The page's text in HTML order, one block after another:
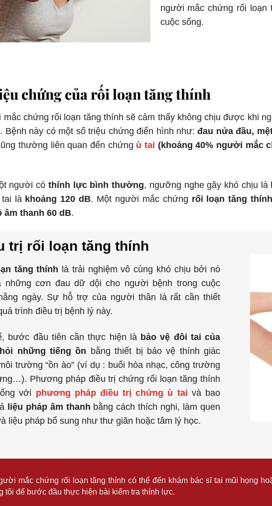
người mắc chứng rối loạn
cuộc sống.
chứng của rối loạn tăng thính
mắc chứng rối loạn tăng thính sẽ cảm thấy không chịu được khi
Bệnh này có một số triệu chứng điển hình như:đau nửa đầu,
thường liên quan đến chứng ù tai (khoảng 40% người mắc
người có thính lực bình thường, ngưỡng nghe gây khó chịu
là khoảng 120 dB. Một người mắc chứng rối loạn tăng thính
thanh 60 dB.
trị rối loạn tăng thính
tăng thính là trải nghiệm vô cùng khó chịu bởi nó
những cơn đau dữ dội cho người bệnh trong cuộc
ngày. Sự hỗ trợ của người thân là rất cần thiết
trình điều trị bệnh lý này.
bước đầu tiên cần thực hiện là bảo vệ đôi tai của
những tiếng ồn bằng thiết bị bảo vệ thính giác
trường “ồn ào” (ví dụ : buổi hòa nhạc, công trường
Phương pháp điều trị chứng rối loạn tăng thính
với phương pháp điều trị chứng ù tai và bao
liệu pháp âm thanh bằng cách thích nghi, làm quen
liệu pháp bổ sung như thư giãn hoặc tâm lý học.
mắc chứng rối loạn tăng thính có thể đến khám bác sĩ tai mũi họng
tôi để bước đầu thực hiện bài kiểm tra thính lực.